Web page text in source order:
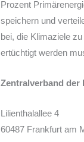
Prozent
speichern und
bei, die Klimaziele
ertüchtigt werden
Zentralverband der
Lilienthalallee 4
60487 Frankfurt am